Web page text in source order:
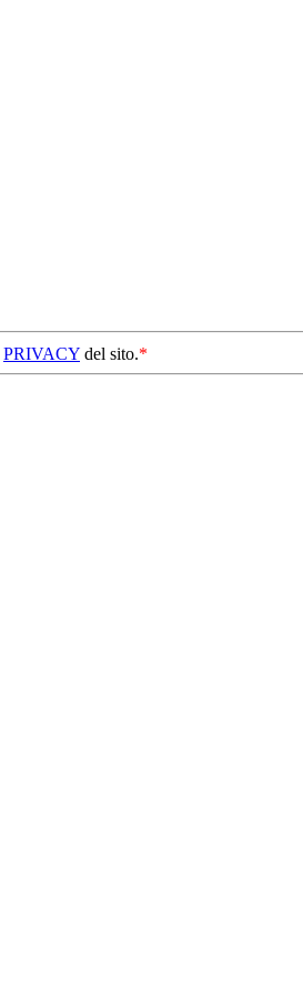
PRIVACY del sito.*